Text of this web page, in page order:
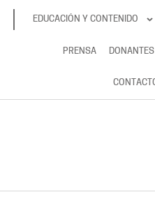
RESERVAS
EDUCACIÓN Y CONTENIDO
PRENSA DONANTES